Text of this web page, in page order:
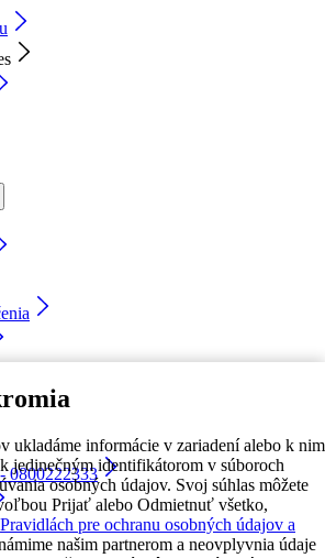
ukladáme informácie v zariadení alebo k nim
jedinečným identifikátorom v súboroch
osobných údajov. Svoj súhlas môžete
Prijať alebo Odmietnuť všetko,
Pravidlách pre ochranu osobných údajov a
našim partnerom a neovplyvnia údaje
0800222333